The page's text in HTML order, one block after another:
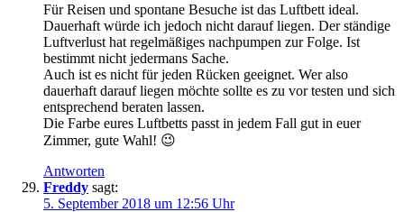
Für Reisen und spontane Besuche ist das Luftbett ideal.
Dauerhaft würde ich jedoch nicht darauf liegen. Der ständige
Luftverlust hat regelmäßiges nachpumpen zur Folge. Ist
bestimmt nicht jedermans Sache.
Auch ist es nicht für jeden Rücken geeignet. Wer also
dauerhaft darauf liegen möchte sollte es zu vor testen und sich
entsprechend beraten lassen.
Die Farbe eures Luftbetts passt in jedem Fall gut in euer
Zimmer, gute Wahl! 😉
Antworten
Freddy sagt:
5. September 2018 um 12:56 Uhr